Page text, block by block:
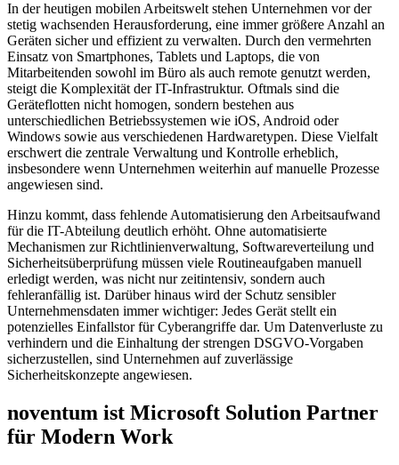
In der heutigen mobilen Arbeitswelt stehen Unternehmen vor der
stetig wachsenden Herausforderung, eine immer größere Anzahl an
Geräten sicher und effizient zu verwalten. Durch den vermehrten
Einsatz von Smartphones, Tablets und Laptops, die von
Mitarbeitenden sowohl im Büro als auch remote genutzt werden,
steigt die Komplexität der IT-Infrastruktur. Oftmals sind die
Geräteflotten nicht homogen, sondern bestehen aus
unterschiedlichen Betriebssystemen wie iOS, Android oder
Windows sowie aus verschiedenen Hardwaretypen. Diese Vielfalt
erschwert die zentrale Verwaltung und Kontrolle erheblich,
insbesondere wenn Unternehmen weiterhin auf manuelle Prozesse
angewiesen sind.
Hinzu kommt, dass fehlende Automatisierung den Arbeitsaufwand
für die IT-Abteilung deutlich erhöht. Ohne automatisierte
Mechanismen zur Richtlinienverwaltung, Softwareverteilung und
Sicherheitsüberprüfung müssen viele Routineaufgaben manuell
erledigt werden, was nicht nur zeitintensiv, sondern auch
fehleranfällig ist. Darüber hinaus wird der Schutz sensibler
Unternehmensdaten immer wichtiger: Jedes Gerät stellt ein
potenzielles Einfallstor für Cyberangriffe dar. Um Datenverluste zu
verhindern und die Einhaltung der strengen DSGVO-Vorgaben
sicherzustellen, sind Unternehmen auf zuverlässige
Sicherheitskonzepte angewiesen.
noventum ist Microsoft Solution Partner
für Modern Work